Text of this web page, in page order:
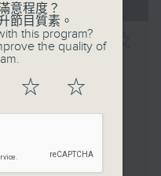
母親誤殺及
判囚22年
對基層影響 提
意程度？
節目質素。
this program?
the quality of
☆ ☆